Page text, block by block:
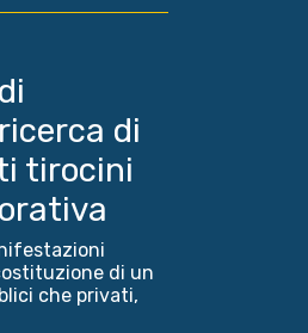
di
tirocini
di un
che privati,